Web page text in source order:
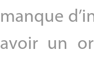
manque
avoir un